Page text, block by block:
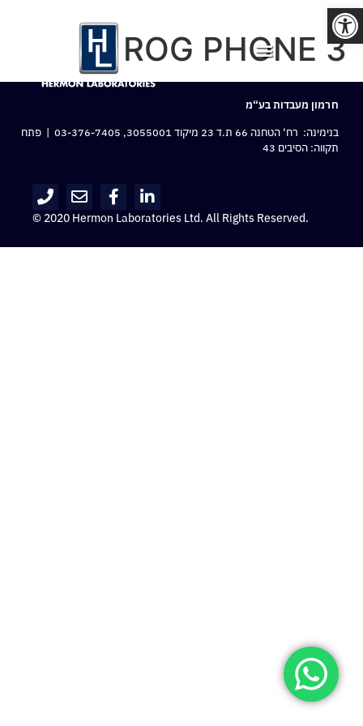
פתח סרגל נגישות
ROG PHONE 3
חרמון מעבדות בע“מ
בנימינה: רח‘ הטחנה 66 ת.ד 23 מיקוד 3055001,
03-376-7405 | פתח
תקווה: הסיבים 43
© 2020 Hermon Laboratories Ltd. All Rights Reserved.